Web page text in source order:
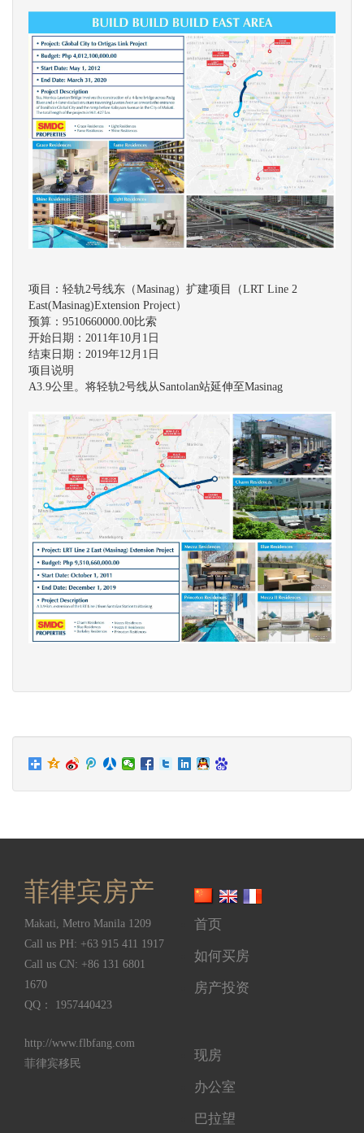
项目：轻轨2号线东（Masinag）扩建项目（LRT Line 2
East(Masinag)Extension Project）
预算：9510660000.00比索
开始日期：2011年10月1日
结束日期：2019年12月1日
项目说明
A3.9公里。将轻轨2号线从Santolan站延伸至Masinag
菲律宾房产
Makati Metro Manila 1209
Call us PH: +63 915 411 1917
Call us CN: +86 131 6801
1670
QQ： 1957440423
http://www.flbfang.com
菲律宾移民
首页
如何买房
房产投资
现房
办公室
巴拉望